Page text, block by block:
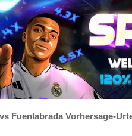
Fuenlabrada Vorhersage-